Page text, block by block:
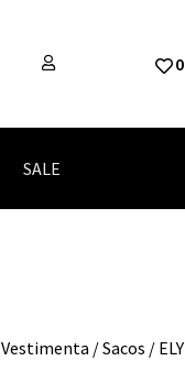
0
SALE
Vestimenta /Sacos / ELY